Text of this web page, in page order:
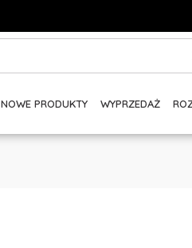
NOWE PRODUKTY WYPRZEDAŻ